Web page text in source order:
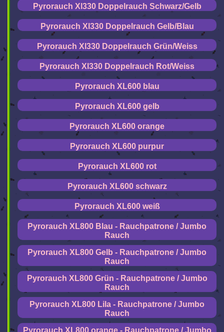
Pyrorauch Xl330 Doppelrauch Schwarz/Gelb
Pyrorauch Xl330 Doppelrauch Gelb/Blau
Pyrorauch Xl330 Doppelrauch Grün/Weiss
Pyrorauch Xl330 Doppelrauch Rot/Weiss
Pyrorauch XL600 blau
Pyrorauch XL600 gelb
Pyrorauch XL600 orange
Pyrorauch XL600 purpur
Pyrorauch XL600 rot
Pyrorauch XL600 schwarz
Pyrorauch XL600 weiß
Pyrorauch XL800 Blau - Rauchpatrone / Jumbo
Rauch
Pyrorauch XL800 Gelb - Rauchpatrone / Jumbo
Rauch
Pyrorauch XL800 Grün - Rauchpatrone / Jumbo
Rauch
Pyrorauch XL800 Lila - Rauchpatrone / Jumbo
Rauch
Pyrorauch XL800 orange - Rauchpatrone / Jumbo